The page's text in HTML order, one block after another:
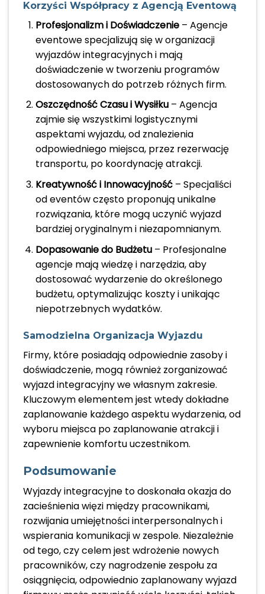
Korzyści Współpracy z Agencją Eventową
Profesjonalizm i Doświadczenie– Agencje
eventowe specjalizują się w organizacji
wyjazdów integracyjnych i mają
doświadczenie w tworzeniu programów
dostosowanych do potrzeb różnych firm.
Oszczędność Czasu i Wysiłku– Agencja
zajmie się wszystkimi logistycznymi
aspektami wyjazdu, od znalezienia
odpowiedniego miejsca, przez rezerwację
transportu, po koordynację atrakcji.
Kreatywność i Innowacyjność– Specjaliści
od eventów często proponują unikalne
rozwiązania, które mogą uczynić wyjazd
bardziej oryginalnym i niezapomnianym.
Dopasowanie do Budżetu– Profesjonalne
agencje mają wiedzę i narzędzia, aby
dostosować wydarzenie do określonego
budżetu, optymalizując koszty i unikając
niepotrzebnych wydatków.
Samodzielna Organizacja Wyjazdu
Firmy, które posiadają odpowiednie zasoby i
doświadczenie, mogą również zorganizować
wyjazd integracyjny we własnym zakresie.
Kluczowym elementem jest wtedy dokładne
zaplanowanie każdego aspektu wydarzenia, od
wyboru miejsca po zaplanowanie atrakcji i
zapewnienie komfortu uczestnikom.
Podsumowanie
Wyjazdy integracyjne to doskonała okazja do
zacieśnienia więzi między pracownikami,
rozwijania umiejętności interpersonalnych i
wspierania komunikacji w zespole. Niezależnie
od tego, czy celem jest wdrożenie nowych
pracowników, czy nagrodzenie zespołu za
osiągnięcia, odpowiednio zaplanowany wyjazd